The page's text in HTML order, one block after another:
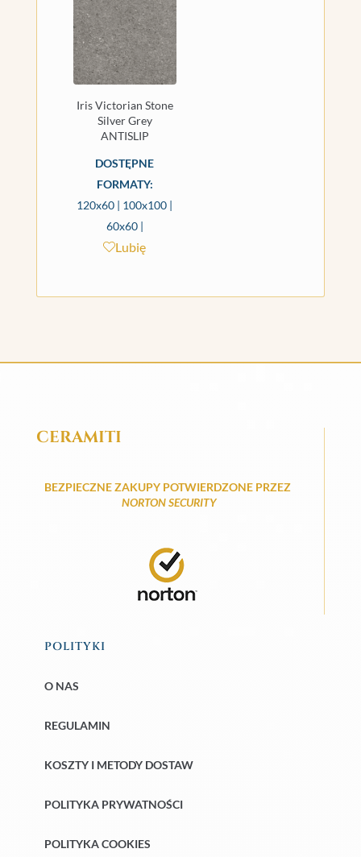
Iris Victorian Stone
Silver Grey
ANTISLIP
DOSTĘPNE
FORMATY:
120x60 | 100x100 |
60x60 |
Lubię
CERAMITI
BEZPIECZNE ZAKUPY POTWIERDZONE PRZEZ
NORTON SECURITY
POLITYKI
O NAS
REGULAMIN
KOSZTY I METODY DOSTAW
POLITYKA PRYWATNOŚCI
POLITYKA COOKIES